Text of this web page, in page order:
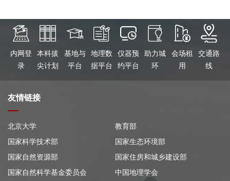
内网登
录
本科拔
尖计划
基地与
平台
地理数
据平台
仪器预
约平台
助力城
环
会场租
用
交通路
线
友情链接
北京大学
教育部
国家科学技术部
国家生态环境部
国家自然资源部
国家住房和城乡建设部
国家自然科学基金委员会
中国地理学会